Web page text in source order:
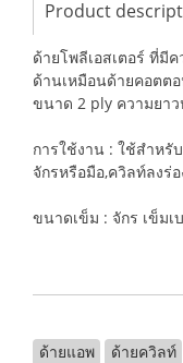
Product
ด้ายโพลีเอสเตอร์ ที่มี
ด้านเหมือนด้ายคอตต
ขนาด 2 ply ความยาว
การใช้งาน : ใช้สำหรั
จักรหรือมือ,ควิลท์ลงร่
ขนาดเข็ม : จักร เข็มเ
ด้ายแอพ ด้ายควิลท์